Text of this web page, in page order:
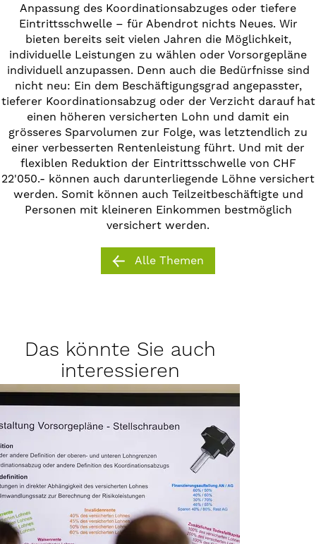
Anpassung des Koordinationsabzuges oder tiefere
Eintrittsschwelle ­­– für Abendrot nichts Neues. Wir
bieten bereits seit vielen Jahren die Möglichkeit,
individuelle Leistungen zu wählen oder Vorsorgepläne
individuell anzupassen. Denn auch die Bedürfnisse sind
nicht neu: Ein dem Beschäftigungsgrad angepasster,
tieferer Koordinationsabzug oder der Verzicht darauf hat
einen höheren versicherten Lohn und damit ein
grösseres Sparvolumen zur Folge, was letztendlich zu
einer verbesserten Rentenleistung führt. Und mit der
flexiblen Reduktion der Eintrittsschwelle von CHF
22'050.­- können auch darunterliegende Löhne versichert
werden. Somit können auch Teilzeitbeschäftigte und
Personen mit kleineren Einkommen bestmöglich
versichert werden.
Alle Themen
Das könnte Sie auch
interessieren